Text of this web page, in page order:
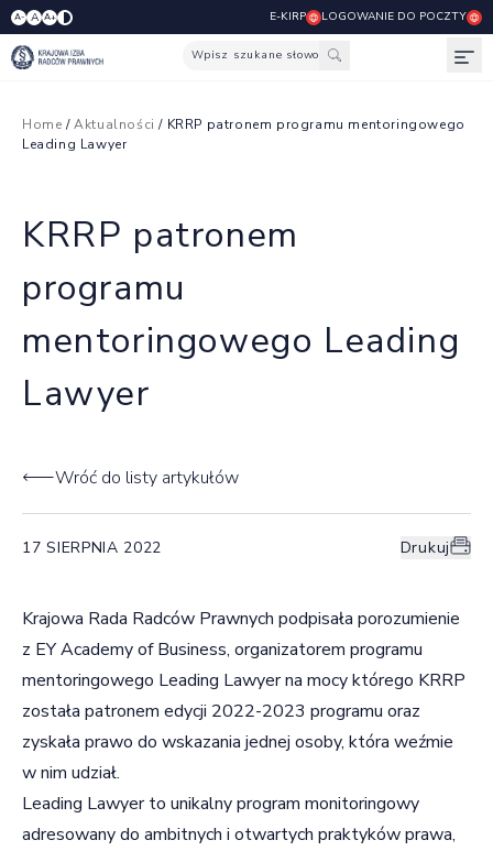
A- A A+ E-KIRP LOGOWANIE DO POCZTY
Wpisz szukane słowo
Home /Aktualności / KRRP patronem programu mentoringowego
Leading Lawyer
KRRP patronem
programu
mentoringowego Leading
Lawyer
Wróć do listy artykułów
17 SIERPNIA 2022 Drukuj
Krajowa Rada Radców Prawnych podpisała porozumienie
z EY Academy of Business, organizatorem programu
mentoringowego Leading Lawyer na mocy którego KRRP
została patronem edycji 2022-2023 programu oraz
zyskała prawo do wskazania jednej osoby, która weźmie
w nim udział.
Leading Lawyer to unikalny program monitoringowy
adresowany do ambitnych i otwartych praktyków prawa,